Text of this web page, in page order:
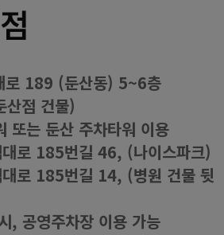
로 189 (둔산동) 5~6층
산점 건물)
또는 둔산 주차타워 이용
로 185번길 46, (나이스파크)
로 185번길 14, (병원 건물 뒷
, 공영주차장 이용 가능